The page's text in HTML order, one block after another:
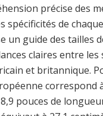
précise des
spécificités de
un guide des tailles
claires entre les
et britannique.
correspond
pouces de